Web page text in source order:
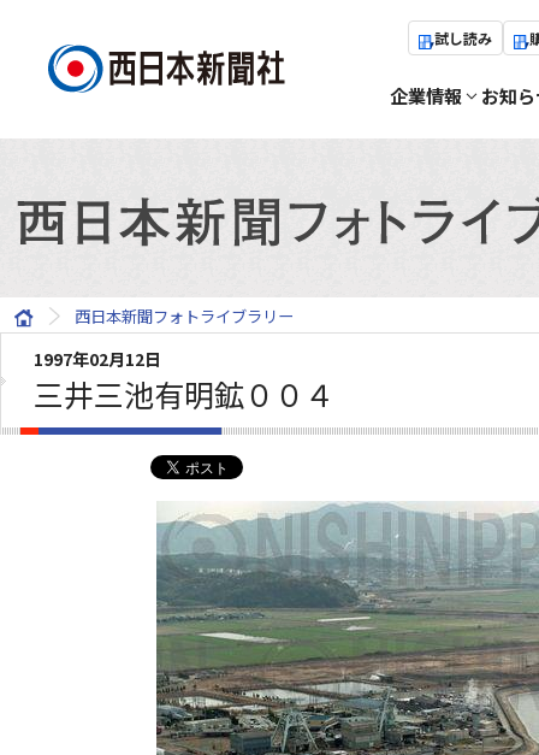
試し読み
企業情報 お知
西日本新聞フォトライブラリー
1997年02月12日
三井三池有明鉱００４